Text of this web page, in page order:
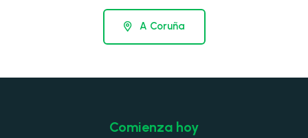
A Coruña
Comienza hoy